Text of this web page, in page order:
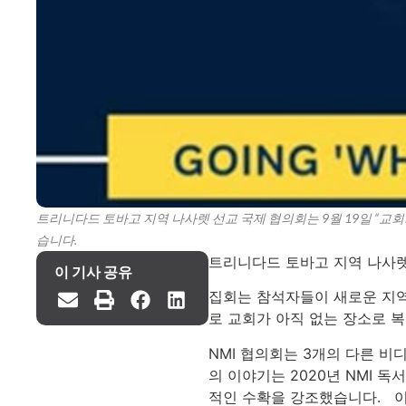
트리니다드 토바고 지역 나사렛 선교 국제 협의회는 9월 19일 “교
습니다.
이 기사 공유
트리니다드 토바고 지역 나사
집회는 참석자들이 새로운 지
로 교회가 아직 없는 장소로
NMI 협의회는 3개의 다른 비
의 이야기는 2020년 NMI 독
적인 수확을 강조했습니다.